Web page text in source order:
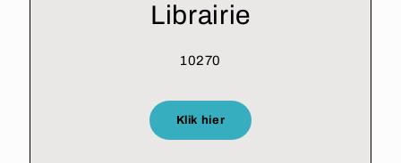
Librairie
10270
Klik hier